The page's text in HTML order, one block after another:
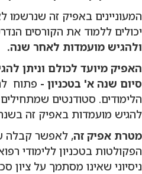
המעוניינים באפיק זה שנרשמו
יכולים ללמוד את הקורסים
ולהגיש מועמדות לאחר שנה.
האפיק מיועד לכולם וניתן
סיום שנה א' בטכניון - פתוח
הלימודים. סטודנטים
להגיש מועמדות באפיק זה
מטרת אפיק זה, לאפשר קבלה
הפקולטות בטכניון ללימודי
ניסיוני שאינו מסתמך על ציון